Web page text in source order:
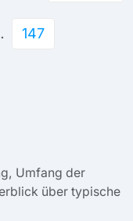
147
Umfang der
über typische